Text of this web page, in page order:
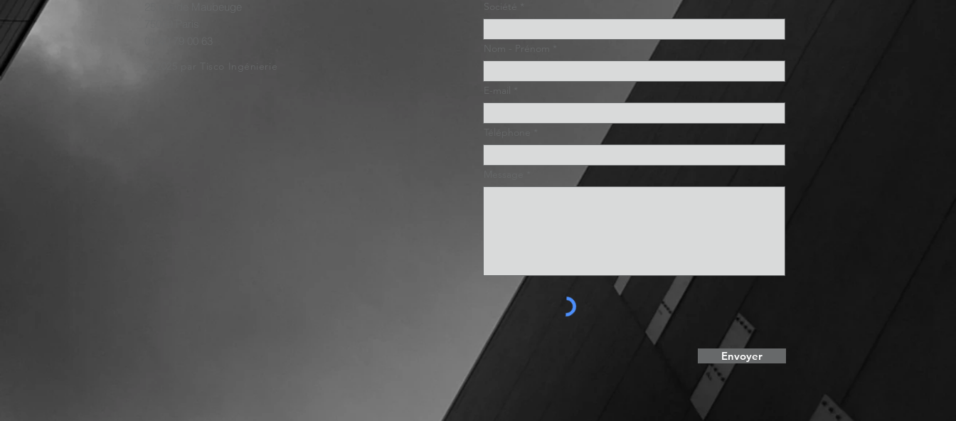
© 2025 par Tisco Ingénierie
Envoyer